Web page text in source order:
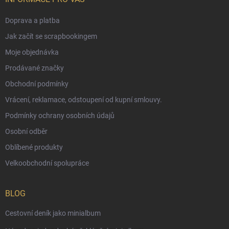
Doprava a platba
Jak začít se scrapbookingem
Moje objednávka
Prodávané značky
Obchodní podmínky
Vrácení, reklamace, odstoupení od kupní smlouvy.
Podmínky ochrany osobních údajů
Osobní odběr
Oblíbené produkty
Velkoobchodní spolupráce
BLOG
Cestovní deník jako minialbum